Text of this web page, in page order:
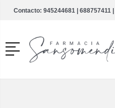
Contacto: 945244681 | 688757411 |
Menú